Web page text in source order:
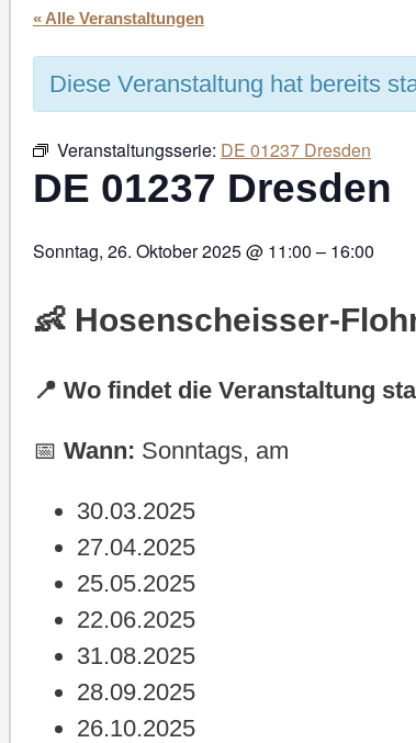
« Alle Veranstaltungen
Diese Veranstaltung hat bereits
Veranstaltungsserie: DE 01237 Dresden
DE 01237 Dresden
Sonntag, 26. Oktober 2025@ 11:00 – 16:00
👶 Hosenscheisser-
📍 Wo findet die Veranstaltung
📅 Wann: Sonntags, am
30.03.2025
27.04.2025
25.05.2025
22.06.2025
31.08.2025
28.09.2025
26.10.2025